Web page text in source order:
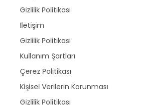
Gizlilik Politikası
İletişim
Gizlilik Politikası
Kullanım Şartları
Çerez Politikası
Kişisel Verilerin Korunması
Gizlilik Politikası